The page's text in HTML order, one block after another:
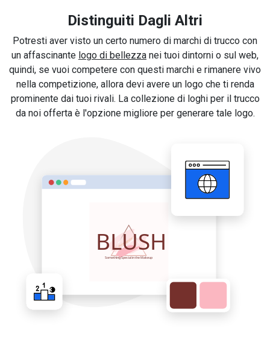
Distinguiti Dagli Altri
Potresti aver visto un certo numero di marchi di trucco con
un affascinante logo di bellezza nei tuoi dintorni o sul web,
quindi, se vuoi competere con questi marchi e rimanere vivo
nella competizione, allora devi avere un logo che ti renda
prominente dai tuoi rivali. La collezione di loghi per il trucco
da noi offerta è l'opzione migliore per generare tale logo.